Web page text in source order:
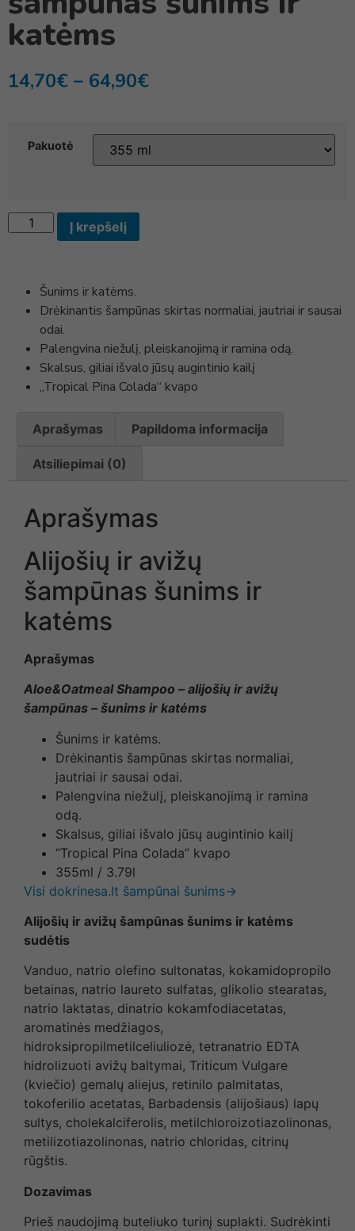
katėms
14,70€ – 64,90€
Pakuotė
Į krepšelį
Šunims ir katėms.
Drėkinantis šampūnas skirtas normaliai, jautriai ir sausai
odai.
Palengvina niežulį, pleiskanojimą ir ramina odą.
Skalsus, giliai išvalo jūsų augintinio kailį
„Tropical Pina Colada“ kvapo
Aprašymas Papildoma informacija
Atsiliepimai (0)
Aprašymas
Alijošių ir avižų
šampūnas šunims ir
katėms
Aprašymas
Aloe&Oatmeal Shampoo – alijošių ir avižų
šampūnas – šunims ir katėms
Šunims ir katėms.
Drėkinantis šampūnas skirtas normaliai,
jautriai ir sausai odai.
Palengvina niežulį, pleiskanojimą ir ramina
odą.
Skalsus, giliai išvalo jūsų augintinio kailį
“Tropical Pina Colada” kvapo
355ml / 3.79l
Visi dokrinesa.lt šampūnai šunims→
Alijošių ir avižų šampūnas šunims ir katėms
sudėtis
Vanduo, natrio olefino sultonatas, kokamidopropilo
betainas, natrio laureto sulfatas, glikolio stearatas,
natrio laktatas, dinatrio kokamfodiacetatas,
aromatinės medžiagos,
hidroksipropilmetilceliuliozė, tetranatrio EDTA
hidrolizuoti avižų baltymai, Triticum Vulgare
(kviečio) gemalų aliejus, retinilo palmitatas,
tokoferilio acetatas, Barbadensis (alijošiaus) lapų
sultys, cholekalciferolis, metilchloroizotiazolinonas,
metilizotiazolinonas, natrio chloridas, citrinų
rūgštis.
Dozavimas
Prieš naudojimą buteliuko turinį suplakti. Sudrėkinti